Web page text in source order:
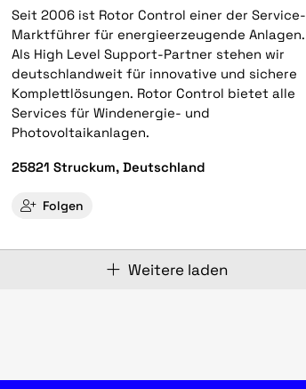
Seit 2006 ist Rotor Control einer der Service-
Marktführer für energieerzeugende Anlagen.
Als High Level Support-Partner stehen wir
deutschlandweit für innovative und sichere
Komplettlösungen. Rotor Control bietet alle
Services für Windenergie- und
Photovoltaikanlagen.
25821 Struckum, Deutschland
Folgen
Weitere laden